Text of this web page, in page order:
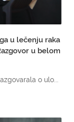
u lečenju raka
u belom
o ulo...